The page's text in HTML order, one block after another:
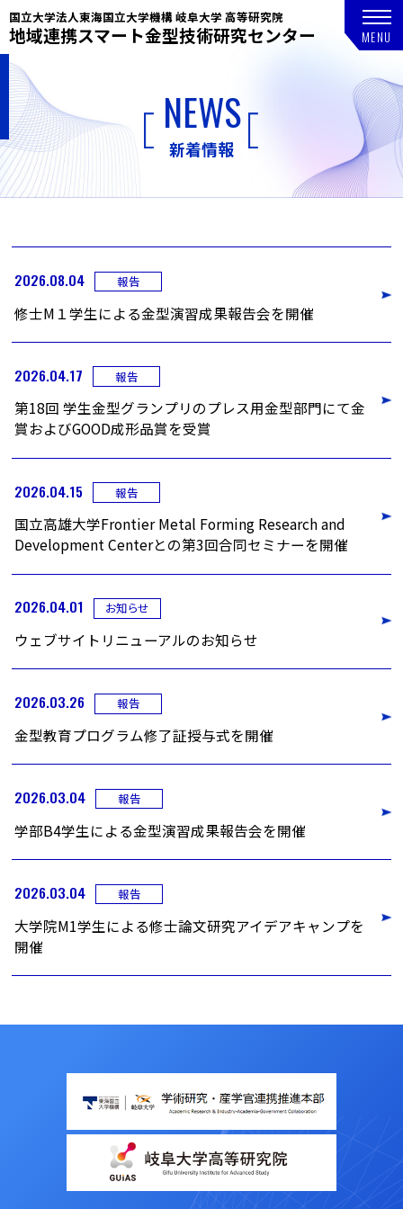
国立大学法人東海国立大学機構 岐阜大学 高等研究院
地域連携スマート金型技術研究センター
NEWS
新着情報
2026.08.04 報告
修士M１学生による金型演習成果報告会を開催
2026.04.17 報告
第18回 学生金型グランプリのプレス用金型部門にて金
賞およびGOOD成形品賞を受賞
2026.04.15 報告
国立高雄大学Frontier Metal Forming Research and
Development Centerとの第3回合同セミナーを開催
2026.04.01 お知らせ
ウェブサイトリニューアルのお知らせ
2026.03.26 報告
金型教育プログラム修了証授与式を開催
2026.03.04 報告
学部B4学生による金型演習成果報告会を開催
2026.03.04 報告
大学院M1学生による修士論文研究アイデアキャンプを
開催